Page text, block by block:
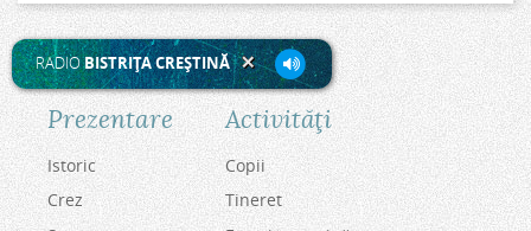
RADIOBISTRIŢA CREŞTINĂ
Prezentare
Istoric
Crez
Activităţi
Copii
Tineret